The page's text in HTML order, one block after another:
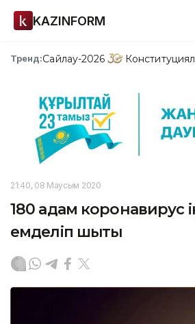
KAZINFORM
Тренд:Сайлау-2026
21:40, 08 Маусым 2020
180 адам коронавирус
емделіп шықты